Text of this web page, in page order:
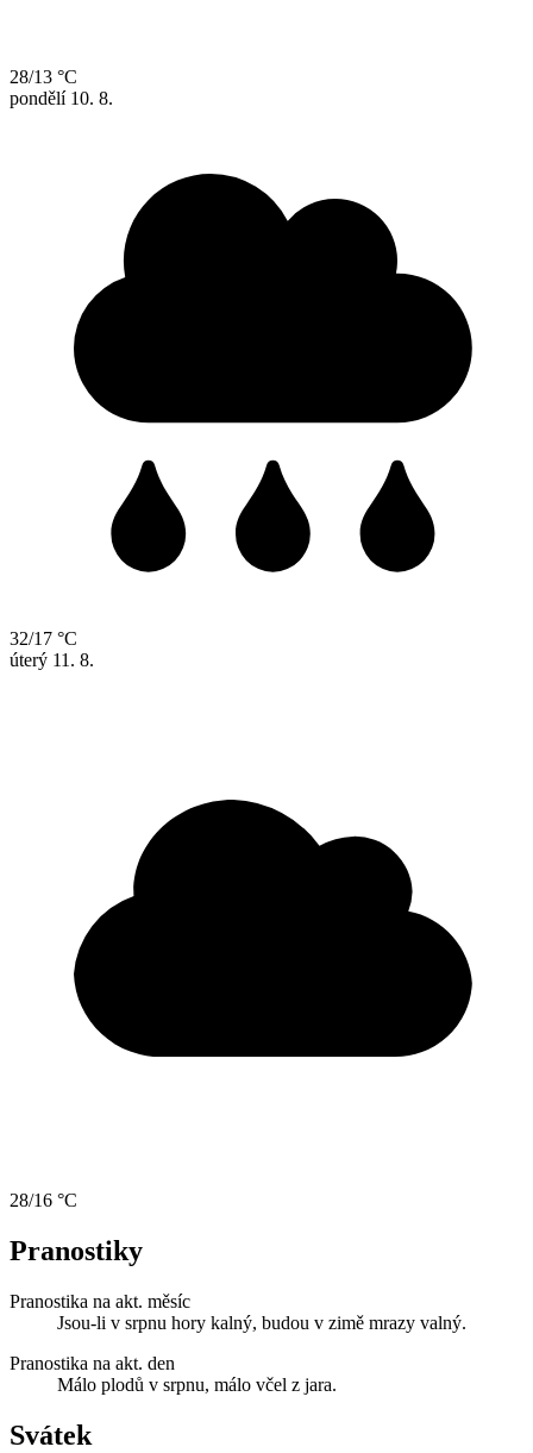
28/13 °C
pondělí 10. 8.
32/17 °C
úterý 11. 8.
28/16 °C
Pranostiky
Pranostika na akt. měsíc
Jsou-li v srpnu hory kalný, budou v zimě mrazy valný.
Pranostika na akt. den
Málo plodů v srpnu, málo včel z jara.
Svátek